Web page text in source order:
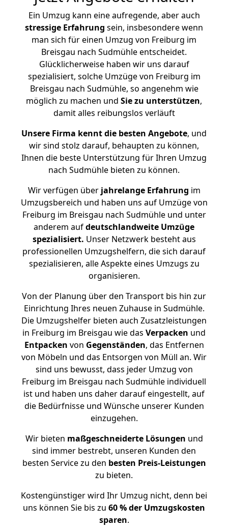
Ein Umzug kann eine aufregende, aber auch
stressige Erfahrung sein, insbesondere wenn
man sich für einen Umzug von Freiburg im
Breisgau nach Sudmühle entscheidet.
Glücklicherweise haben wir uns darauf
spezialisiert, solche Umzüge von Freiburg im
Breisgau nach Sudmühle, so angenehm wie
möglich zu machen und Sie zu unterstützen,
damit alles reibungslos verläuft
Unsere Firma kennt die besten Angebote, und
wir sind stolz darauf, behaupten zu können,
Ihnen die beste Unterstützung für Ihren Umzug
nach Sudmühle bieten zu können.
Wir verfügen überjahrelange Erfahrung im
Umzugsbereich und haben uns auf Umzüge von
Freiburg im Breisgau nach Sudmühle und unter
anderem aufdeutschlandweite Umzüge
spezialisiert. Unser Netzwerk besteht aus
professionellen Umzugshelfern, die sich darauf
spezialisieren, alle Aspekte eines Umzugs zu
organisieren.
Von der Planung über den Transport bis hin zur
Einrichtung Ihres neuen Zuhause in Sudmühle.
Die Umzugshelfer bieten auch Zusatzleistungen
in Freiburg im Breisgau wie das Verpacken und
Entpacken von Gegenständen, das Entfernen
von Möbeln und das Entsorgen von Müll an. Wir
sind uns bewusst, dass jeder Umzug von
Freiburg im Breisgau nach Sudmühle individuell
ist und haben uns daher darauf eingestellt, auf
die Bedürfnisse und Wünsche unserer Kunden
einzugehen.
Wir bieten maßgeschneiderte Lösungen und
sind immer bestrebt, unseren Kunden den
besten Service zu den besten Preis-Leistungen
zu bieten.
Kostengünstiger wird Ihr Umzug nicht, denn bei
uns können Sie bis zu 60 % der Umzugskosten
sparen.